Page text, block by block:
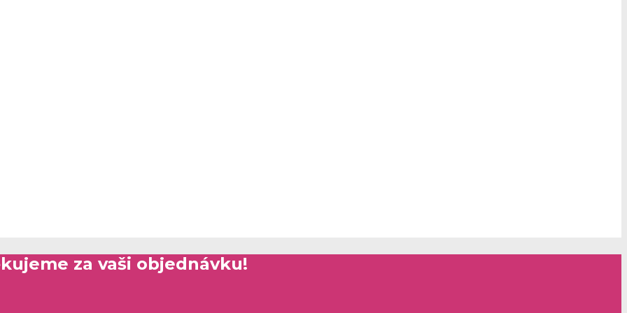
za vaši objednávku!